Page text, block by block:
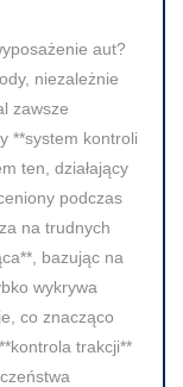
aut?
niezależnie
zawsze
**system kontroli
ten, działający
podczas
na trudnych
bazując na
wykrywa
co znacząco
trakcji**